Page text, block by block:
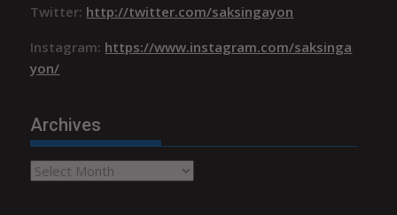
Twitter: http://twitter.com/saksingayon
Instagram: https://www.instagram.com/saksinga
yon/
Archives
Archives